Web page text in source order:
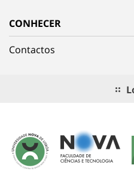
CONHECER
Contactos